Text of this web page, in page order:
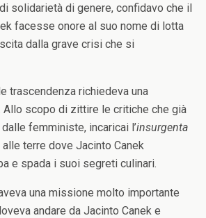
solidarietà di genere, confidavo che il
facesse onore al suo nome di lotta
dalla grave crisi che si
trascendenza richiedeva una
scopo di zittire le critiche che già
femministe, incaricai l’insurgenta
alle terre dove Jacinto Canek
e spada i suoi segreti culinari.
una missione molto importante
andare da Jacinto Canek e